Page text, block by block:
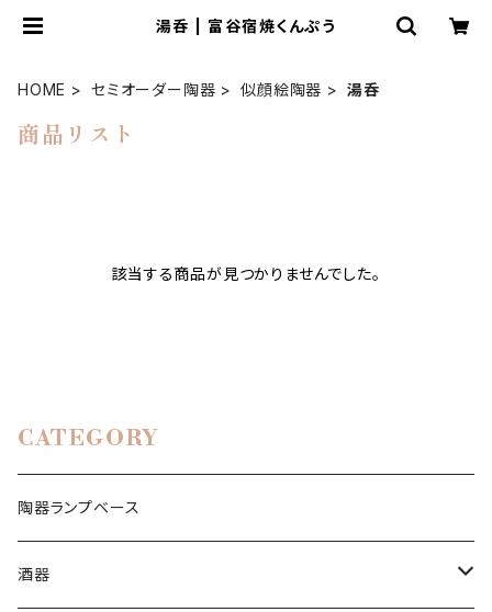
湯呑 | 富谷宿焼くんぷう
HOME セミオーダー陶器 似顔絵陶器 湯呑
商品リスト
該当する商品が見つかりませんでした。
CATEGORY
陶器ランプベース
酒器